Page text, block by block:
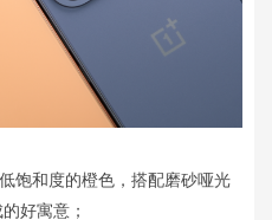
饱和度的橙色，搭配磨砂哑光
好寓意；